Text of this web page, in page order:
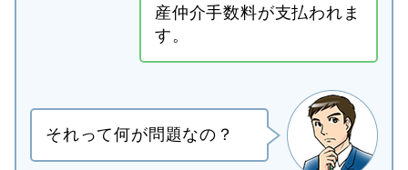
産仲介手数料が支払われま
す。
それって何が問題なの？